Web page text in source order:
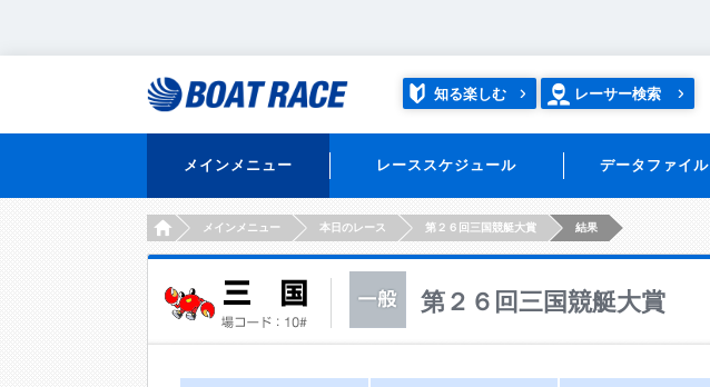
知る楽しむ レーサー検索
メインメニュー レーススケジュール データファイル
HOMEメインメニュー 本日のレース 第２６回三国競艇大賞 結果
第２６回三国競艇大賞